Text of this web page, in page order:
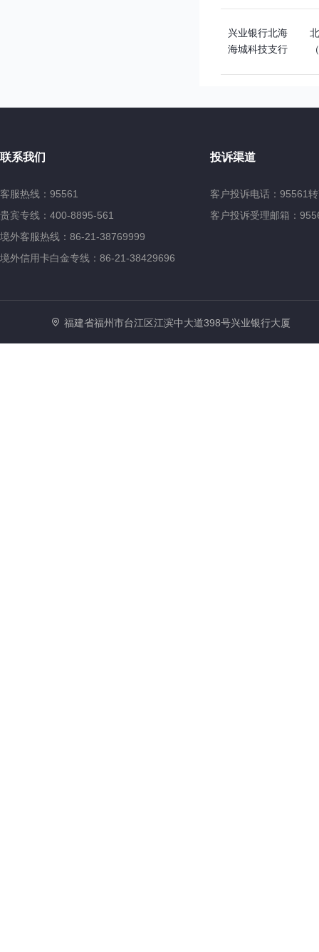
兴业银行北海
海城科技支行
联系我们
客服热线：95561
贵宾专线：400-8895-561
境外客服热线：86-21-38769999
境外信用卡白金专线：86-21-38429696
投诉渠道
客户投诉电话：95561
客户投诉受理邮箱：
福建省福州市台江区江滨中大道398号兴业银行大厦